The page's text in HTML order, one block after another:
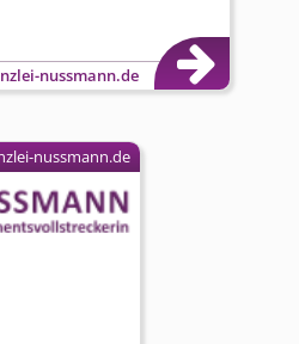
nussmann.de
nussmann.de